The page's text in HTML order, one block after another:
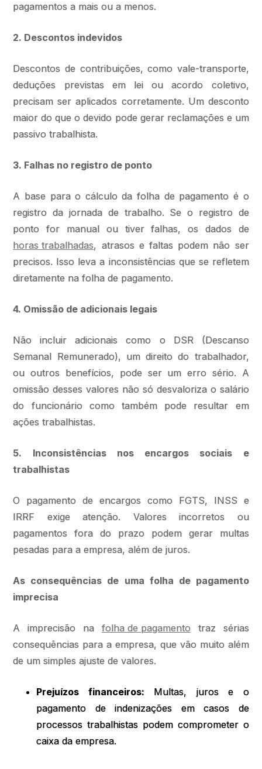
pagamentos a mais ou a menos.
2. Descontos indevidos
Descontos de contribuições, como vale-transporte,
deduções previstas em lei ou acordo coletivo,
precisam ser aplicados corretamente. Um desconto
maior do que o devido pode gerar reclamações e um
passivo trabalhista.
3. Falhas no registro de ponto
A base para o cálculo da folha de pagamento é o
registro da jornada de trabalho. Se o registro de
ponto for manual ou tiver falhas, os dados de
horas trabalhadas, atrasos e faltas podem não ser
precisos. Isso leva a inconsistências que se refletem
diretamente na folha de pagamento.
4. Omissão de adicionais legais
Não incluir adicionais como o DSR (Descanso
Semanal Remunerado), um direito do trabalhador,
ou outros benefícios, pode ser um erro sério. A
omissão desses valores não só desvaloriza o salário
do funcionário como também pode resultar em
ações trabalhistas.
5. Inconsistências nos encargos sociais e
trabalhistas
O pagamento de encargos como FGTS, INSS e
IRRF exige atenção. Valores incorretos ou
pagamentos fora do prazo podem gerar multas
pesadas para a empresa, além de juros.
As consequências de uma folha de pagamento
imprecisa
A imprecisão na folha de pagamentotraz sérias
consequências para a empresa, que vão muito além
de um simples ajuste de valores.
Prejuízos financeiros: Multas, juros e o
pagamento de indenizações em casos de
processos trabalhistas podem comprometer o
caixa da empresa.